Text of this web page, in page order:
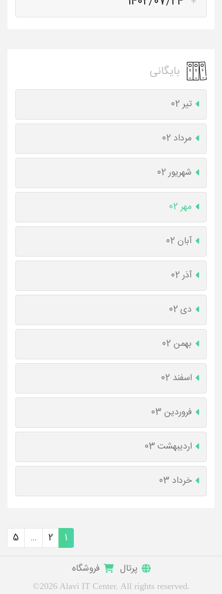
بایگانی
تیر 02
مرداد 02
شهریور 02
مهر 02
آبان 02
آذر 02
دی 02
بهمن 02
اسفند 02
فروردین 03
اردیبهشت 03
خرداد 03
1
2
...
5
پرتال فروشگاه
©2026 Alavi IT Center. All rights reserved.